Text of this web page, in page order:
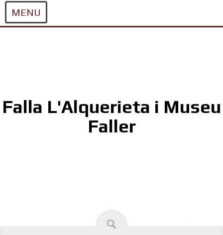
MENU
Falla L'Alquerieta i Museu
Faller